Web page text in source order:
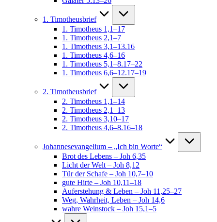
1. Timotheusbrief
1. Timotheus 1,1–17
1. Timotheus 2,1–7
1. Timotheus 3,1–13.16
1. Timotheus 4,6–16
1. Timotheus 5,1–8.17–22
1. Timotheus 6,6–12.17–19
2. Timotheusbrief
2. Timotheus 1,1–14
2. Timotheus 2,1–13
2. Timotheus 3,10–17
2. Timotheus 4,6–8.16–18
Johannesevangelium – „Ich bin Worte“
Brot des Lebens – Joh 6,35
Licht der Welt – Joh 8,12
Tür der Schafe – Joh 10,7–10
gute Hirte – Joh 10,11–18
Auferstehung & Leben – Joh 11,25–27
Weg, Wahrheit, Leben – Joh 14,6
wahre Weinstock – Joh 15,1–5